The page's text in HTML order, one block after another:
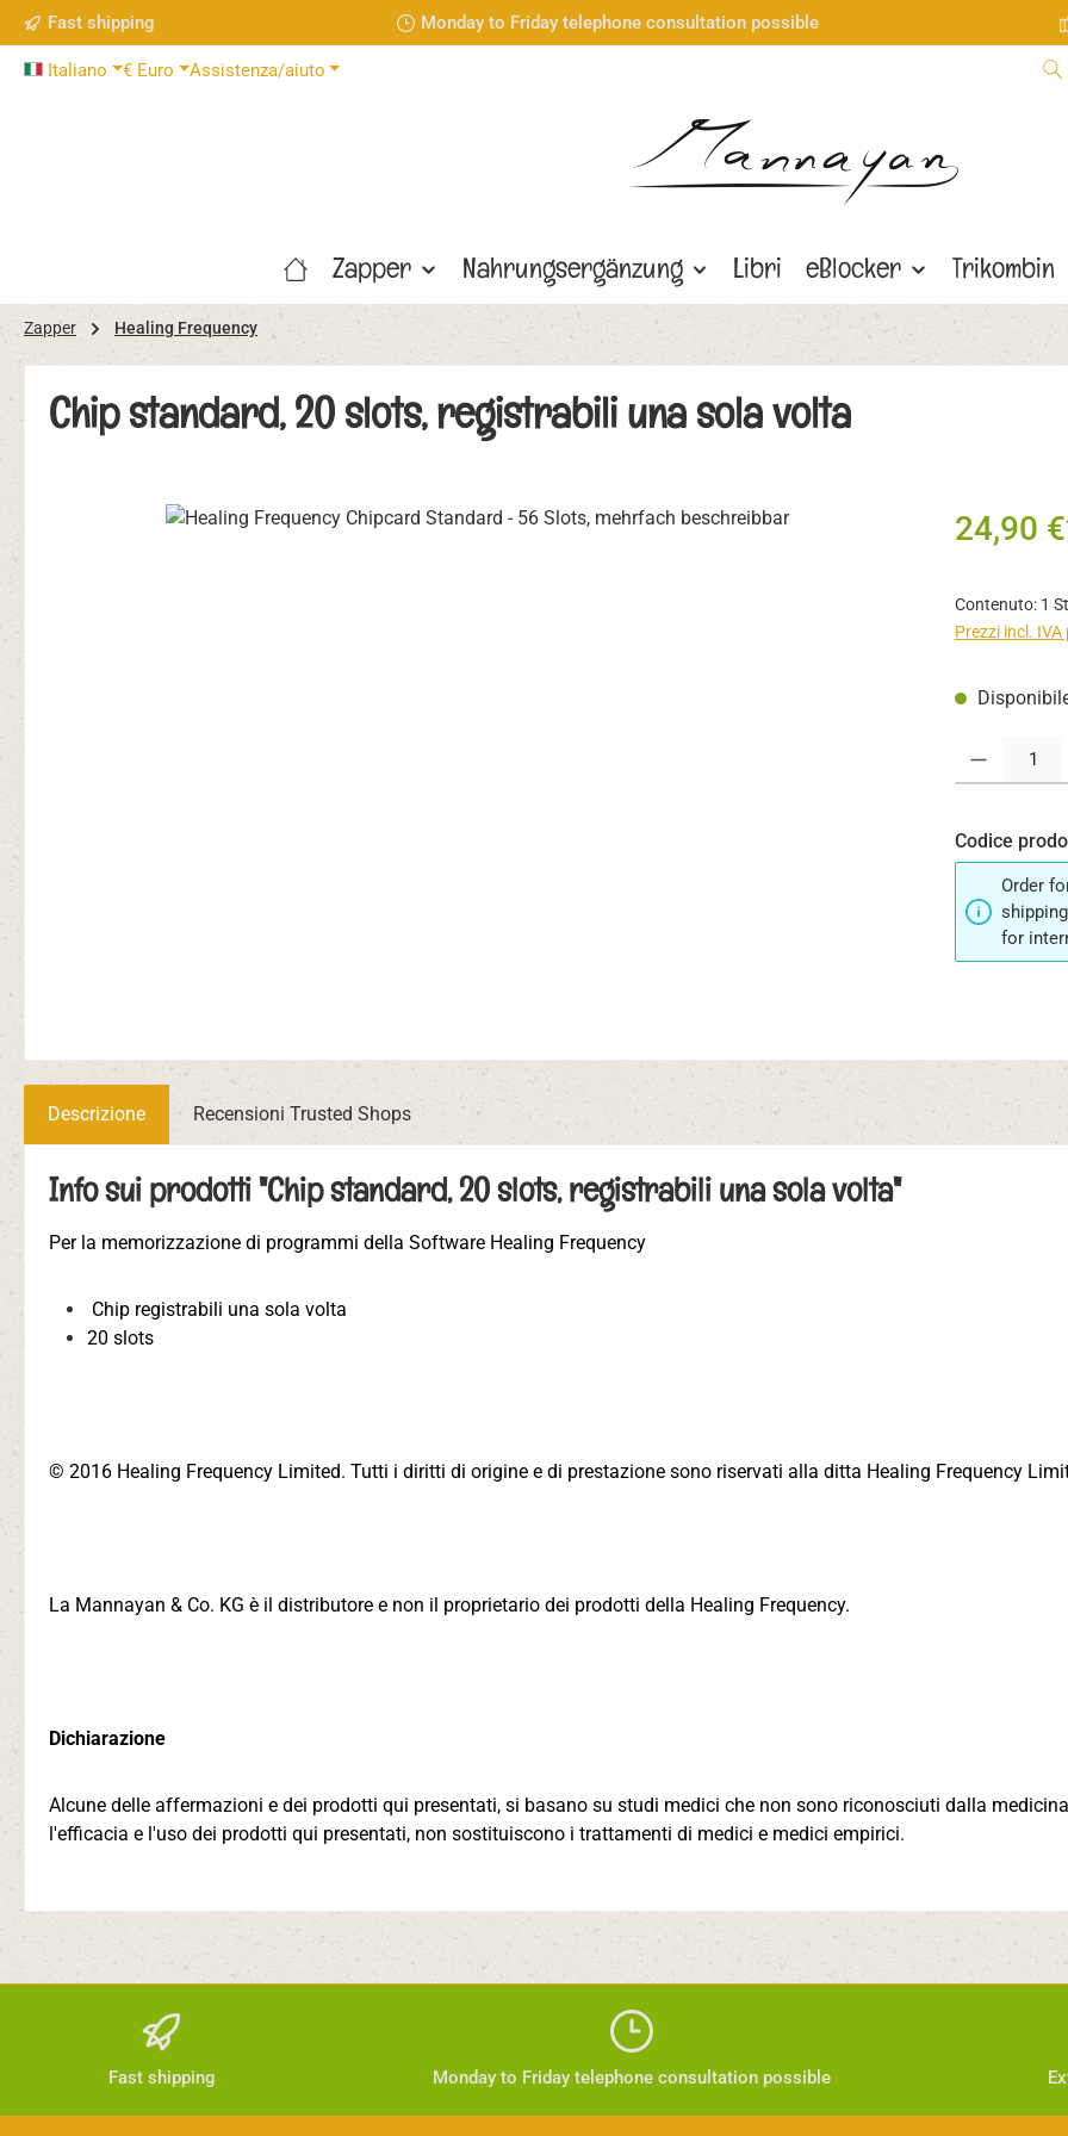
al contenuto principale
Salta alla ricerca
Passa alla navigazione principale
Fast shipping Monday to Friday telephone consultation possible
Italiano € Euro Assistenza/aiuto
Zapper Nahrungsergänzung Libri eBlocker Trikombin
Zapper Healing Frequency
Chip standard, 20 slots, registrabili una sola volta
Salta la galleria di immagini 24,90
Contenuto: 1
Prezzi incl.
Codice
Order
for
Descrizione Recensioni Trusted Shops
Info sui prodotti "Chip standard, 20 slots, registrabili una sola volta"
Per la memorizzazione di programmi della Software Healing Frequency
Chip registrabili una sola volta
20 slots
© 2016 Healing Frequency Limited. Tutti i diritti di origine e di prestazione sono riservati alla ditta Healing Frequency
La Mannayan & Co. KG è il distributore e non il proprietario dei prodotti della Healing Frequency.
Dichiarazione
Alcune delle affermazioni e dei prodotti qui presentati, si basano su studi medici che non sono riconosciuti dalla
l'efficacia e l'uso dei prodotti qui presentati, non sostituiscono i trattamenti di medici e medici empirici.
Fast shipping Monday to Friday telephone consultation possible